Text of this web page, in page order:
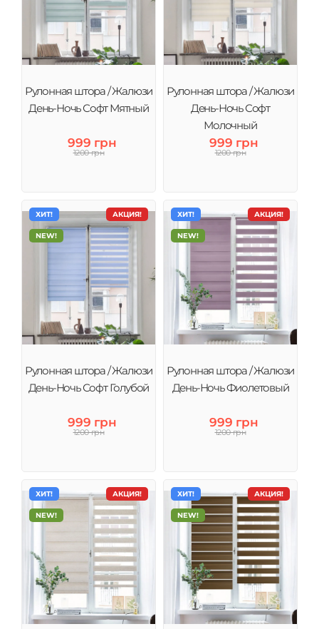
Рулонная штора / Жалюзи
День-Ночь Софт Мятный
999 грн
1200 грн
Рулонная штора / Жалюзи
День-Ночь Софт
Молочный
999 грн
1200 грн
АКЦИЯ!
ХИТ!
NEW!
Рулонная штора / Жалюзи
День-Ночь Софт Голубой
999 грн
1200 грн
АКЦИЯ!
ХИТ!
NEW!
Рулонная штора / Жалюзи
День-Ночь Фиолетовый
999 грн
1200 грн
АКЦИЯ!
ХИТ!
NEW!
АКЦИЯ!
ХИТ!
NEW!